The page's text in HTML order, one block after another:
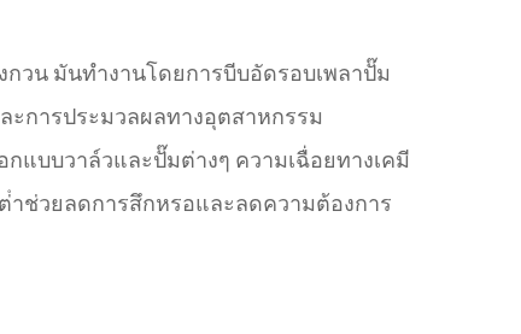
วน มันทํางานโดยการบีบอัดรอบเพลาปั๊ม
ะการประมวลผลทางอุตสาหกรรม
บบวาล์วและปั๊มต่างๆ ความเฉื่อยทางเคมี
ช่วยลดการสึกหรอและลดความต้องการ